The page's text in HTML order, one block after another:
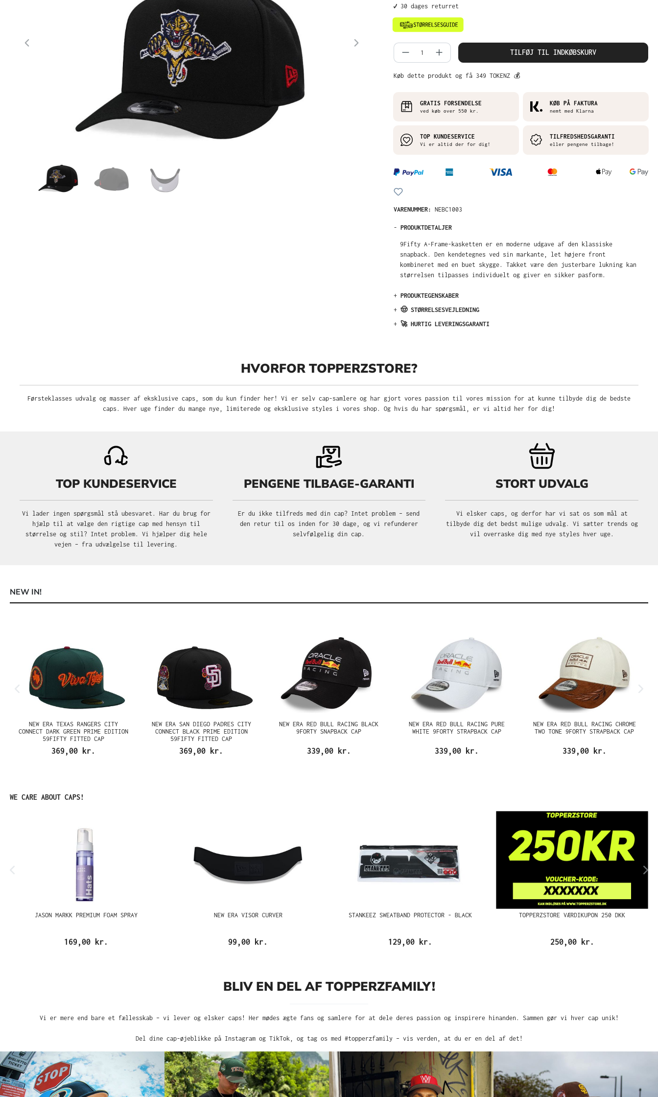
✔️ 30 dages returret
Produktmængde: Indtast det ønskede beløb,
TILFØJ TIL INDKØBSKURV
Køb dette produkt og få 349 TOKENZ 💰
GRATIS FORSENDELSE
ved køb over 550 kr.
KØB PÅ FAKTURA
nemt med Klarna
TOP KUNDESERVICE
Vi er altid der for dig!
TILFREDSHEDSGARANTI
eller pengene tilbage!
VARENUMMER: NEBC1003
- PRODUKTDETALJER
9Fifty A-Frame-kasketten er en moderne udgave af den klassiske
snapback. Den kendetegnes ved sin markante, let højere front
kombineret med en buet skygge. Takket være den justerbare lukning kan
størrelsen tilpasses individuelt og giver en sikker pasform.
+ PRODUKTEGENSKABER
+ 🤠 STØRRELSESVEJLEDNING
+ 🚀 HURTIG LEVERINGSGARANTI
HVORFOR TOPPERZSTORE?
Førsteklasses udvalg og masser af eksklusive caps, som du kun finder her! Vi er selv cap-samlere og har gjort vores passion til vores mission for at kunne tilbyde dig de bedste
caps. Hver uge finder du mange nye, limiterede og eksklusive styles i vores shop. Og hvis du har spørgsmål, er vi altid her for dig!
TOP KUNDESERVICE
Vi lader ingen spørgsmål stå ubesvaret. Har du brug for
hjælp til at vælge den rigtige cap med hensyn til
størrelse og stil? Intet problem. Vi hjælper dig hele
vejen – fra udvælgelse til levering.
PENGENE TILBAGE-GARANTI
Er du ikke tilfreds med din cap? Intet problem – send
den retur til os inden for 30 dage, og vi refunderer
selvfølgelig din cap.
STORT UDVALG
Vi elsker caps, og derfor har vi sat os som mål at
tilbyde dig det bedst mulige udvalg. Vi sætter trends og
vil overraske dig med nye styles hver uge.
NEW IN!
NEW ERA TEXAS RANGERS CITY
CONNECT DARK GREEN PRIME EDITION
59FIFTY FITTED CAP
369,00 kr.
NEW ERA SAN DIEGO PADRES CITY
CONNECT BLACK PRIME EDITION
59FIFTY FITTED CAP
369,00 kr.
NEW ERA RED BULL RACING BLACK
9FORTY SNAPBACK CAP
339,00 kr.
NEW ERA RED BULL RACING PURE
WHITE 9FORTY STRAPBACK CAP
339,00 kr.
NEW ERA RED BULL RACING CHROME
TWO TONE 9FORTY STRAPBACK CAP
339,00 kr.
Spring produktgalleriet over
WE CARE ABOUT CAPS!
JASON MARKK PREMIUM FOAM SPRAY
169,00 kr.
NEW ERA VISOR CURVER
99,00 kr.
STANKEEZ SWEATBAND PROTECTOR - BLACK
129,00 kr.
TOPPERZSTORE VÆRDIKUPON 250 DKK
250,00 kr.
BLIV EN DEL AF TOPPERZFAMILY!
Vi er mere end bare et fællesskab – vi lever og elsker caps! Her mødes ægte fans og samlere for at dele deres passion og inspirere hinanden. Sammen gør vi hver cap unik!
Del dine cap-øjeblikke på Instagram og TikTok, og tag os med #topperzfamily – vis verden, at du er en del af det!